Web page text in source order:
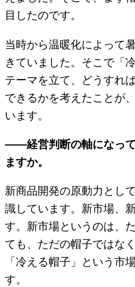
目したのです。
当時から温暖化によって
きていました。そこで「
テーマを立て、どうすれ
できるかを考えたことが
います。
――経営判断の軸になっ
ますか。
新商品開発の原動力とし
識しています。新市場、
す。新市場というのは、
ても、ただの帽子ではな
「冷える帽子」という市
す。